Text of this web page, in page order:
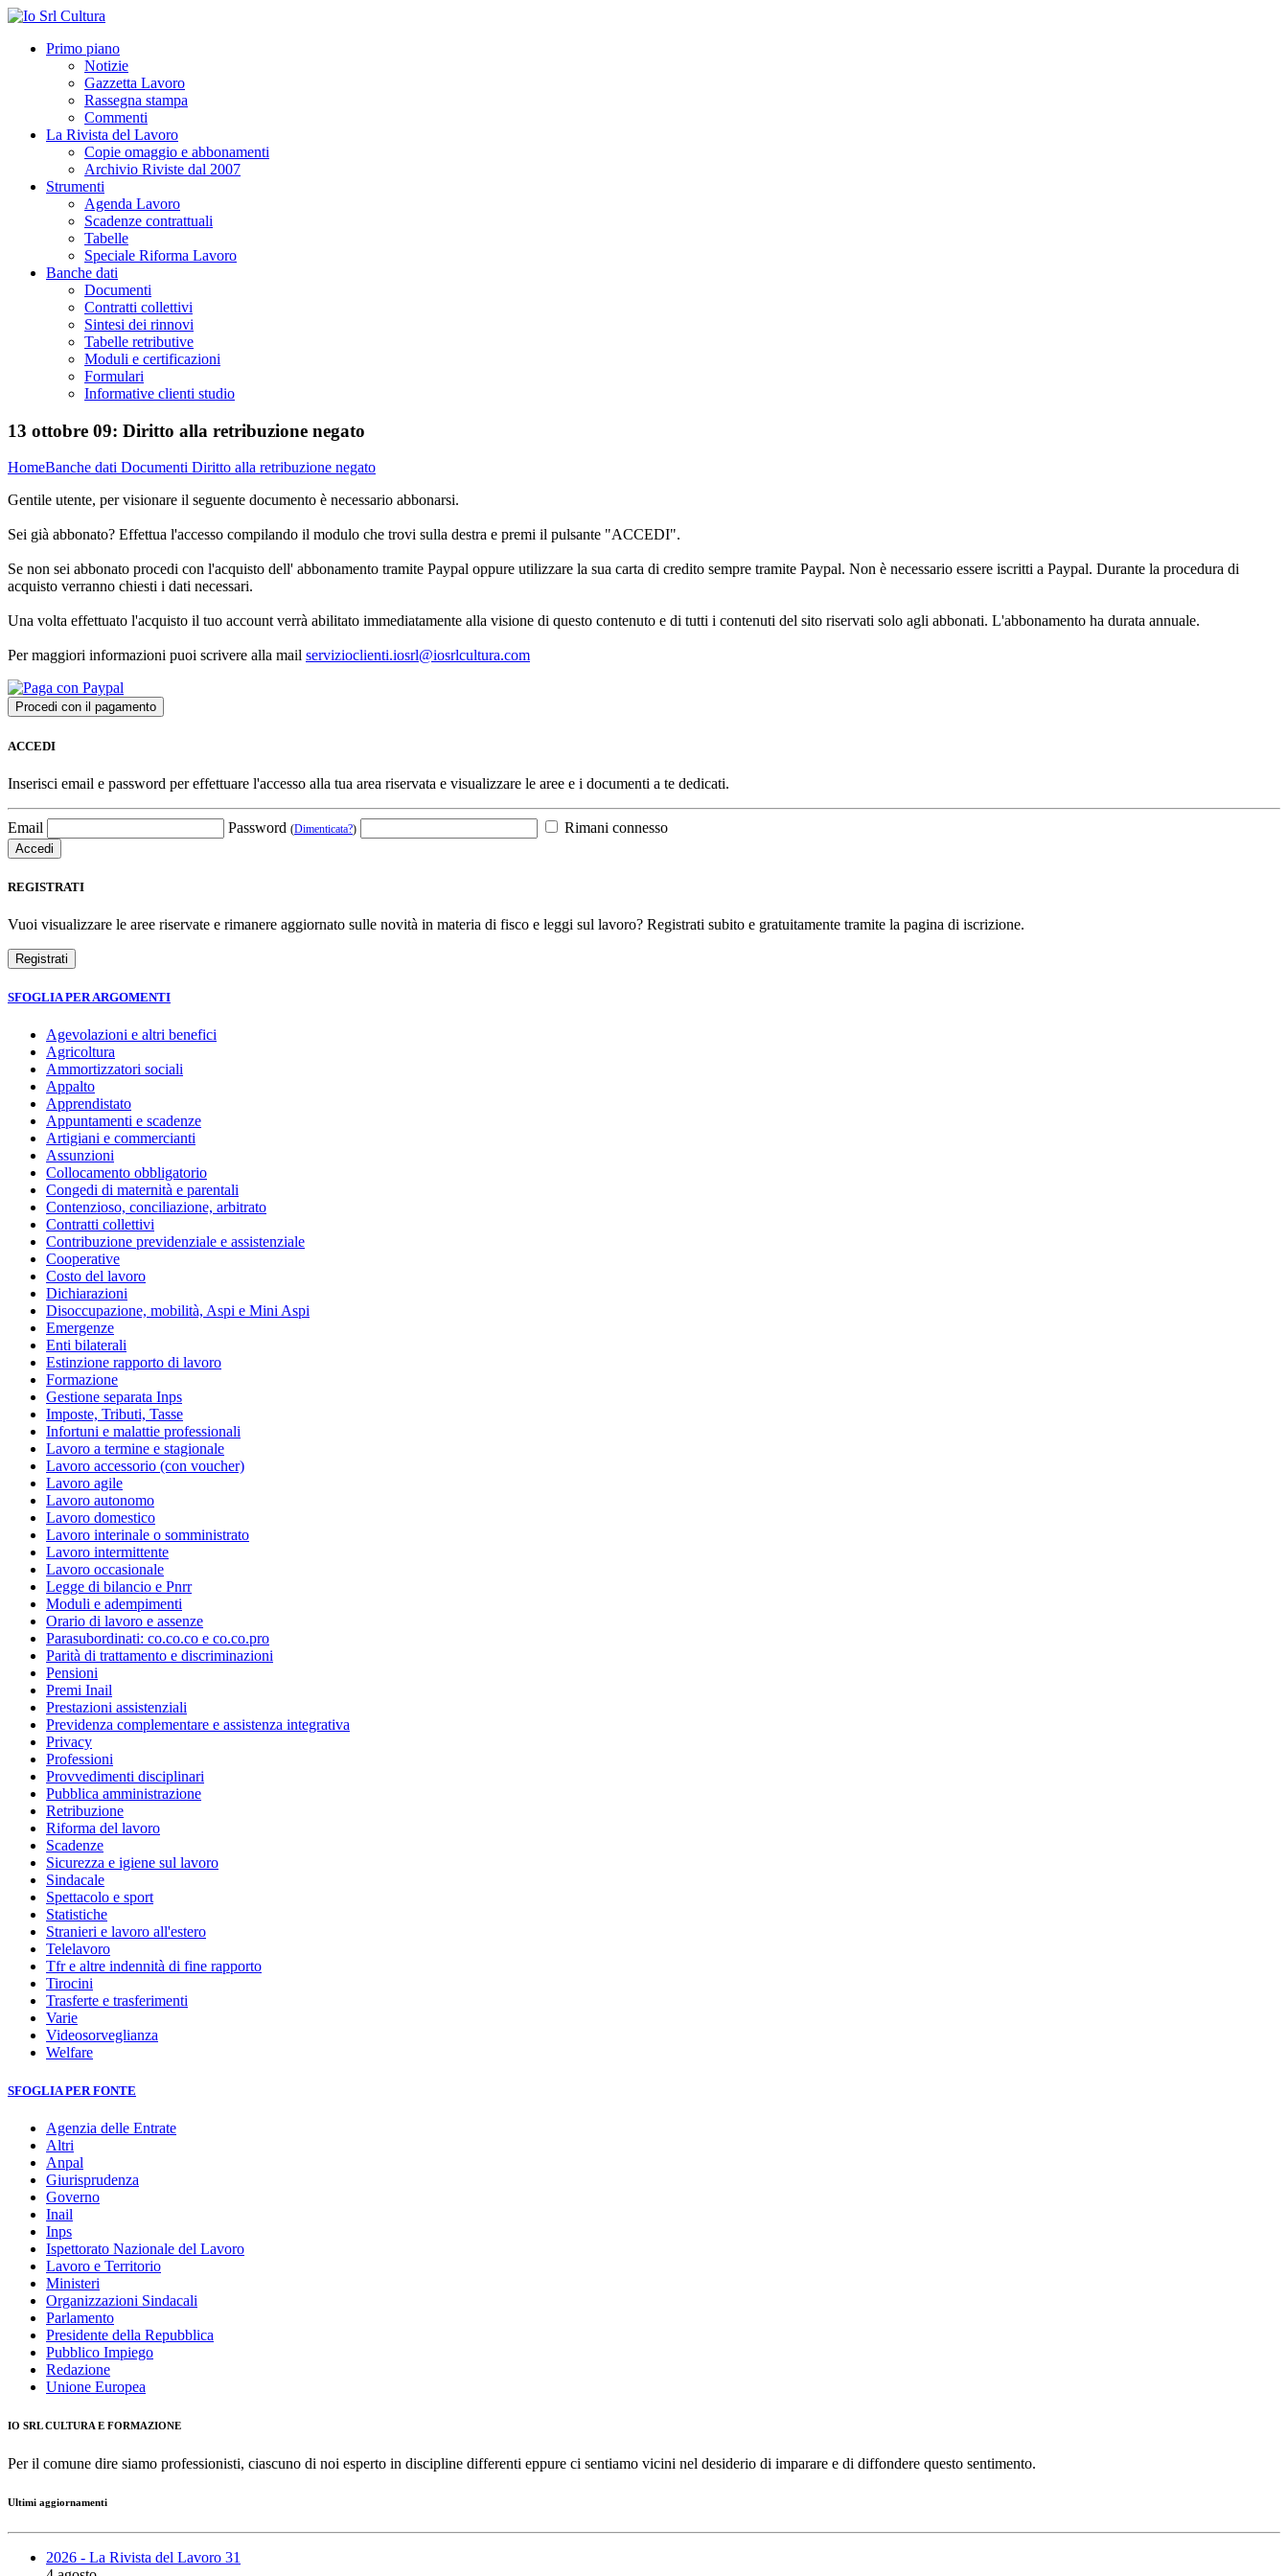
Primo piano
Notizie
Gazzetta Lavoro
Rassegna stampa
Commenti
La Rivista del Lavoro
Copie omaggio e abbonamenti
Archivio Riviste dal 2007
Strumenti
Agenda Lavoro
Scadenze contrattuali
Tabelle
Speciale Riforma Lavoro
Banche dati
Documenti
Contratti collettivi
Sintesi dei rinnovi
Tabelle retributive
Moduli e certificazioni
Formulari
Informative clienti studio
13 ottobre 09: Diritto alla retribuzione negato
HomeBanche dati Documenti Diritto alla retribuzione negato
Gentile utente, per visionare il seguente documento è necessario abbonarsi.
Sei già abbonato? Effettua l'accesso compilando il modulo che trovi sulla destra e premi il pulsante "ACCEDI".
Se non sei abbonato procedi con l'acquisto dell' abbonamento tramite Paypal oppure utilizzare la sua carta di credito sempre tramite Paypal. Non è necessario essere iscritti a Paypal. Durante la procedura di
acquisto verranno chiesti i dati necessari.
Una volta effettuato l'acquisto il tuo account verrà abilitato immediatamente alla visione di questo contenuto e di tutti i contenuti del sito riservati solo agli abbonati. L'abbonamento ha durata annuale.
Per maggiori informazioni puoi scrivere alla mail servizioclienti.iosrl@iosrlcultura.com
ACCEDI
Inserisci email e password per effettuare l'accesso alla tua area riservata e visualizzare le aree e i documenti a te dedicati.
Email Password (Dimenticata?) Rimani connesso
REGISTRATI
Vuoi visualizzare le aree riservate e rimanere aggiornato sulle novità in materia di fisco e leggi sul lavoro? Registrati subito e gratuitamente tramite la pagina di iscrizione.
SFOGLIA PER ARGOMENTI
Agevolazioni e altri benefici
Agricoltura
Ammortizzatori sociali
Appalto
Apprendistato
Appuntamenti e scadenze
Artigiani e commercianti
Assunzioni
Collocamento obbligatorio
Congedi di maternità e parentali
Contenzioso, conciliazione, arbitrato
Contratti collettivi
Contribuzione previdenziale e assistenziale
Cooperative
Costo del lavoro
Dichiarazioni
Disoccupazione, mobilità, Aspi e Mini Aspi
Emergenze
Enti bilaterali
Estinzione rapporto di lavoro
Formazione
Gestione separata Inps
Imposte, Tributi, Tasse
Infortuni e malattie professionali
Lavoro a termine e stagionale
Lavoro accessorio (con voucher)
Lavoro agile
Lavoro autonomo
Lavoro domestico
Lavoro interinale o somministrato
Lavoro intermittente
Lavoro occasionale
Legge di bilancio e Pnrr
Moduli e adempimenti
Orario di lavoro e assenze
Parasubordinati: co.co.co e co.co.pro
Parità di trattamento e discriminazioni
Pensioni
Premi Inail
Prestazioni assistenziali
Previdenza complementare e assistenza integrativa
Privacy
Professioni
Provvedimenti disciplinari
Pubblica amministrazione
Retribuzione
Riforma del lavoro
Scadenze
Sicurezza e igiene sul lavoro
Sindacale
Spettacolo e sport
Statistiche
Stranieri e lavoro all'estero
Telelavoro
Tfr e altre indennità di fine rapporto
Tirocini
Trasferte e trasferimenti
Varie
Videosorveglianza
Welfare
SFOGLIA PER FONTE
Agenzia delle Entrate
Altri
Anpal
Giurisprudenza
Governo
Inail
Inps
Ispettorato Nazionale del Lavoro
Lavoro e Territorio
Ministeri
Organizzazioni Sindacali
Parlamento
Presidente della Repubblica
Pubblico Impiego
Redazione
Unione Europea
IO SRL CULTURA E FORMAZIONE
Per il comune dire siamo professionisti, ciascuno di noi esperto in discipline differenti eppure ci sentiamo vicini nel desiderio di imparare e di diffondere questo sentimento.
Ultimi aggiornamenti
2026 - La Rivista del Lavoro 31